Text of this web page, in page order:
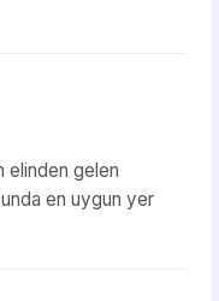
elinden gelen
en uygun yer